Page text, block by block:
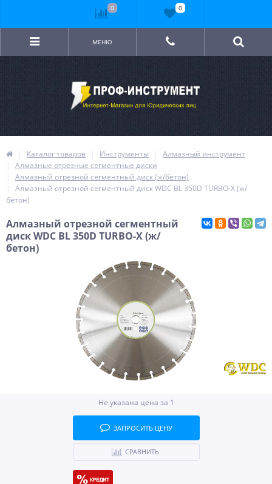
МЕНЮ
Каталог товаров Инструменты
Алмазный инструмент
Алмазные отрезные сегментные диски
Алмазный отрезной сегментный диск (ж/бетон)
Алмазный отрезной сегментный диск WDC BL 350D TURBO-X (ж/
бетон)
Алмазный отрезной сегментный
диск WDC BL 350D TURBO-X (ж/
бетон)
Не указана цена за 1
ЗАПРОСИТЬ ЦЕНУ
СРАВНИТЬ
0 0